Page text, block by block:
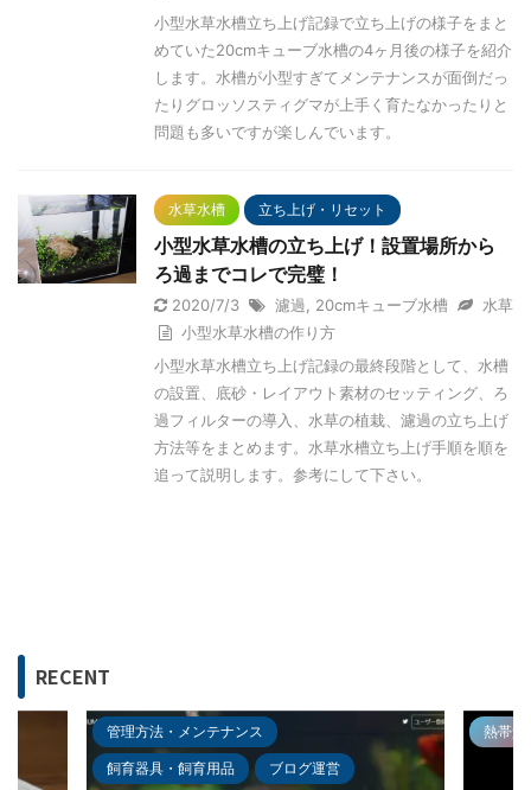
小型水草水槽立ち上げ記録で立ち上げの様子をまと
めていた20cmキューブ水槽の4ヶ月後の様子を紹介
します。水槽が小型すぎてメンテナンスが面倒だっ
たりグロッソスティグマが上手く育たなかったりと
問題も多いですが楽しんでいます。
水草水槽 立ち上げ・リセット
小型水草水槽の立ち上げ！設置場所から
ろ過までコレで完璧！
2020/7/3 濾過 20cmキューブ水槽
水草
小型水草水槽の作り方
小型水草水槽立ち上げ記録の最終段階として、水槽
の設置、底砂・レイアウト素材のセッティング、ろ
過フィルターの導入、水草の植栽、濾過の立ち上げ
方法等をまとめます。水草水槽立ち上げ手順を順を
追って説明します。参考にして下さい。
RECENT
管理方法・メンテナンス
飼育器具・飼育用品 ブログ運営
熱帯魚